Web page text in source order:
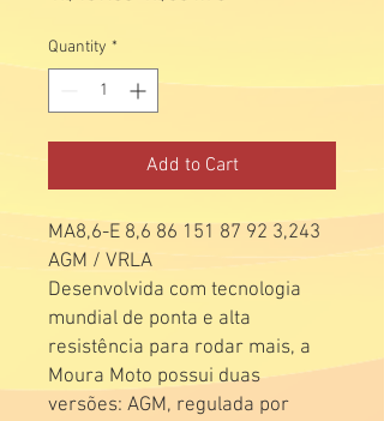
Quantity *
Add to Cart
MA8,6-E 8,6 86 151 87 92 3,243
AGM / VRLA
Desenvolvida com tecnologia
mundial de ponta e alta
resistência para rodar mais, a
Moura Moto possui duas
versões: AGM, regulada por